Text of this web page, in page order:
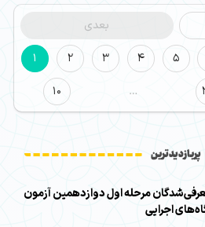
بعدی
1
2 3 4 5
10
…
پربازدیدترین
مرحله اول دوازدهمین آزمون
اجرایی